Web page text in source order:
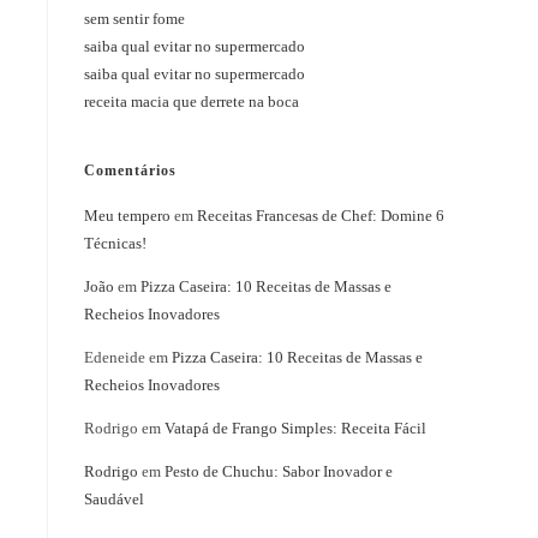
sem sentir fome
saiba qual evitar no supermercado
saiba qual evitar no supermercado
receita macia que derrete na boca
Comentários
Meu tempero em Receitas Francesas de Chef: Domine 6
Técnicas!
João em Pizza Caseira: 10 Receitas de Massas e
Recheios Inovadores
Edeneide em Pizza Caseira: 10 Receitas de Massas e
Recheios Inovadores
Rodrigo em Vatapá de Frango Simples: Receita Fácil
Rodrigo em Pesto de Chuchu: Sabor Inovador e
Saudável